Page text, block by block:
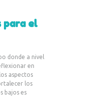
para el
donde a nivel
en
aspectos
los
bajos es